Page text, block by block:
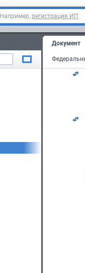
Например, регистрация ИП
Документ